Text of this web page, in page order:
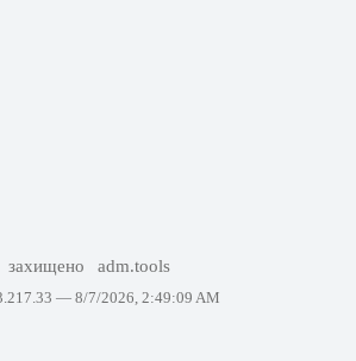
захищено adm.tools
— 8/7/2026, 2:49:09 AM